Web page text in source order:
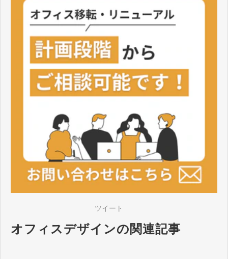
ツイート
オフィスデザインの関連記事